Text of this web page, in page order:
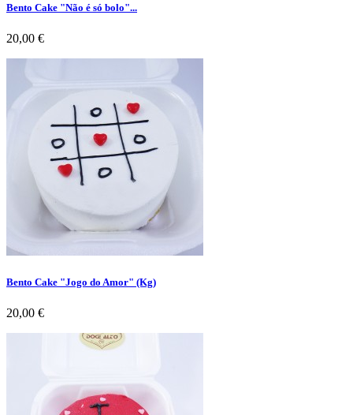
Bento Cake "Não é só bolo"...
Preço
20,00 €
Bento Cake "Jogo do Amor" (Kg)
Preço
20,00 €